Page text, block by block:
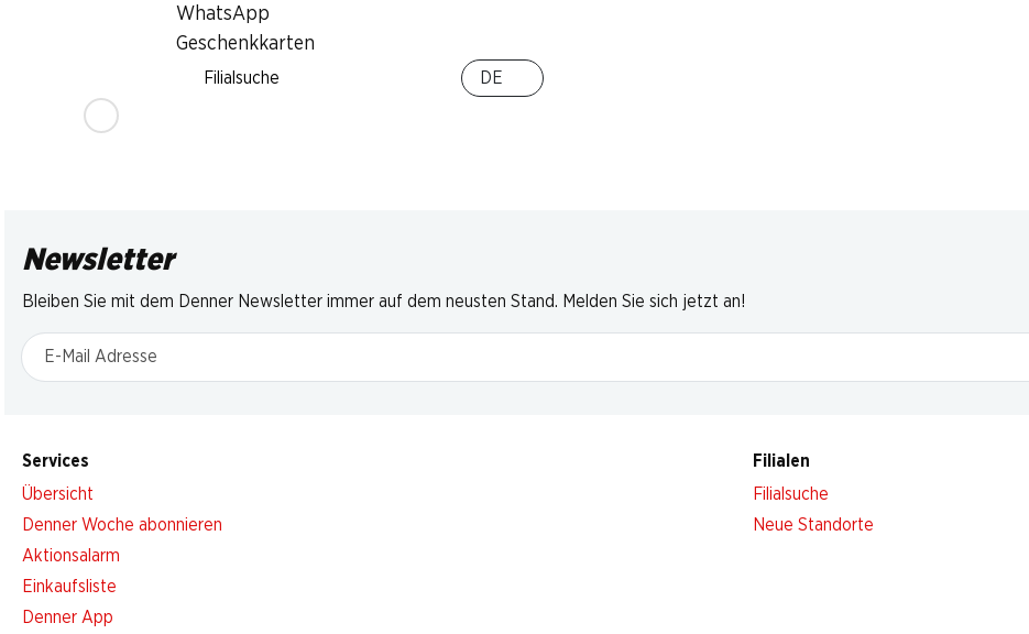
WhatsApp
Geschenkkarten
Filialsuche DE
erhältlich
Newsletter
Bleiben Sie mit dem Denner Newsletter immer auf dem neusten Stand. Melden Sie sich jetzt an!
E-Mail Adresse
Services
Übersicht
Denner Woche abonnieren
Aktionsalarm
Einkaufsliste
Denner App
Filialen
Filialsuche
Neue Standorte